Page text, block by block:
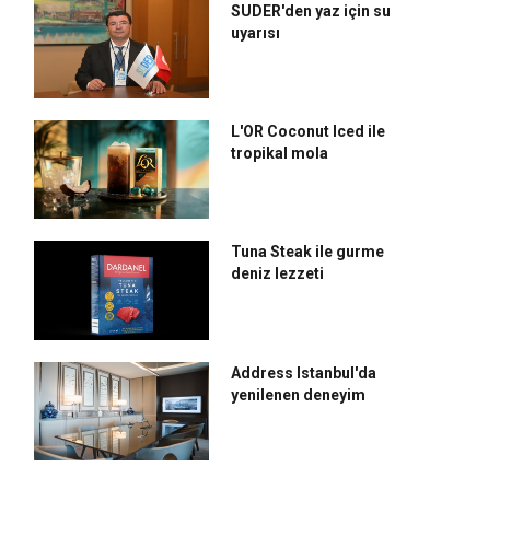
SUDER'den yaz için su
uyarısı
L'OR Coconut Iced ile
tropikal mola
Tuna Steak ile gurme
deniz lezzeti
Address Istanbul'da
yenilenen deneyim